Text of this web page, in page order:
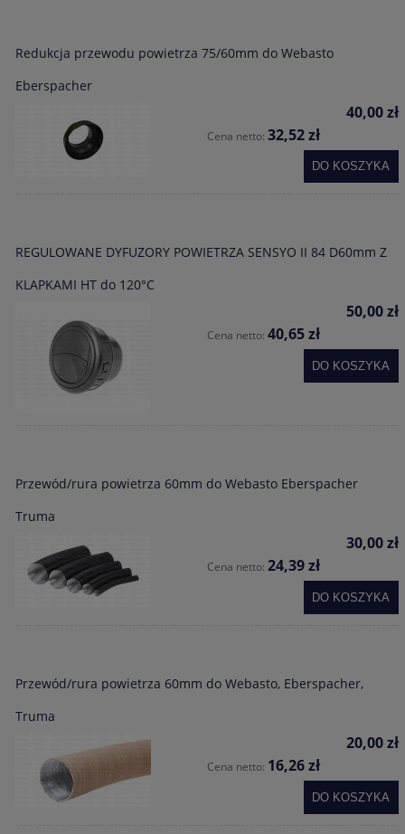
Redukcja przewodu powietrza 75/60mm do Webasto
Eberspacher
40,00 zł
Cena netto: 32,52 zł
DO KOSZYKA
REGULOWANE DYFUZORY POWIETRZA SENSYO II 84 D60mm Z
KLAPKAMI HT do 120°C
50,00 zł
Cena netto: 40,65 zł
DO KOSZYKA
Przewód/rura powietrza 60mm do Webasto Eberspacher
Truma
30,00 zł
Cena netto: 24,39 zł
DO KOSZYKA
Przewód/rura powietrza 60mm do Webasto, Eberspacher,
Truma
20,00 zł
Cena netto: 16,26 zł
DO KOSZYKA